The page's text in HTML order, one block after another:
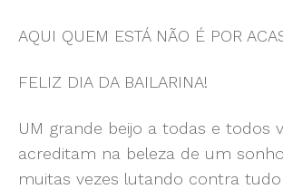
AQUI QUEM ESTÁ NÃO É POR
FELIZ DIA DA BAILARINA!
UM grande beijo a todas e todos
acreditam na beleza de um
muitas vezes lutando contra